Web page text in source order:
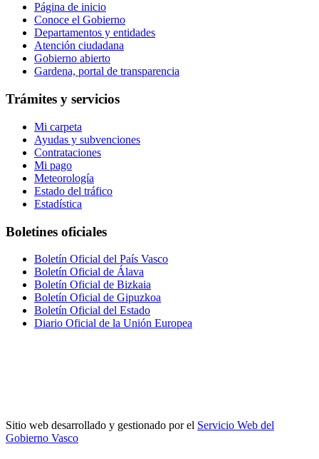
Página de inicio
Conoce el Gobierno
Departamentos y entidades
Atención ciudadana
Gobierno abierto
Gardena, portal de transparencia
Trámites y servicios
Mi carpeta
Ayudas y subvenciones
Contrataciones
Mi pago
Meteorología
Estado del tráfico
Estadística
Boletines oficiales
Boletín Oficial del País Vasco
Boletín Oficial de Álava
Boletín Oficial de Bizkaia
Boletín Oficial de Gipuzkoa
Boletín Oficial del Estado
Diario Oficial de la Unión Europea
Sitio web desarrollado y gestionado por el Servicio Web del
Gobierno Vasco